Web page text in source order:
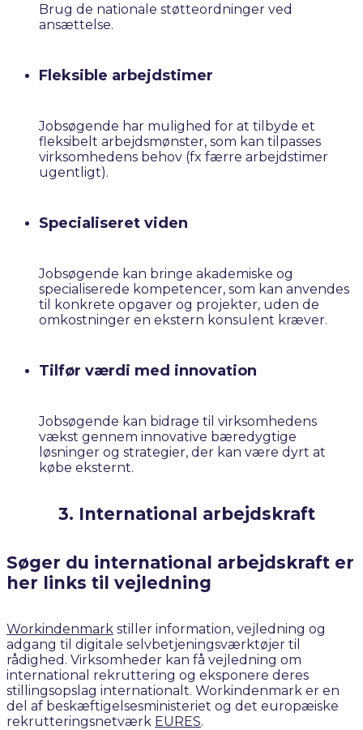
Brug de nationale støtteordninger ved
ansættelse.
Fleksible arbejdstimer
Jobsøgende har mulighed for at tilbyde et
fleksibelt arbejdsmønster, som kan tilpasses
virksomhedens behov (fx færre arbejdstimer
ugentligt).​
Specialiseret viden
Jobsøgende kan bringe akademiske og
specialiserede kompetencer, som kan anvendes
til konkrete opgaver og projekter, uden de
omkostninger en ekstern konsulent kræver.​
Tilfør værdi med innovation
Jobsøgende kan bidrage til virksomhedens
vækst gennem innovative bæredygtige
løsninger og strategier, der kan være dyrt at
købe eksternt.​
3. International arbejdskraft
Søger du international arbejdskraft er
her links til vejledning
Workindenmark stiller information, vejledning og
adgang til digitale selvbetjeningsværktøjer til
rådighed. Virksomheder kan få vejledning om
international rekruttering og eksponere deres
stillingsopslag internationalt. Workindenmark er en
del af beskæftigelsesministeriet og det europæiske
rekrutteringsnetværk EURES.